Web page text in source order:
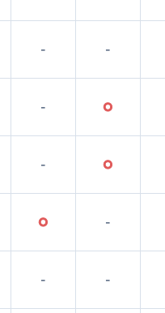
- -
- ○
- ○
○ -
- -